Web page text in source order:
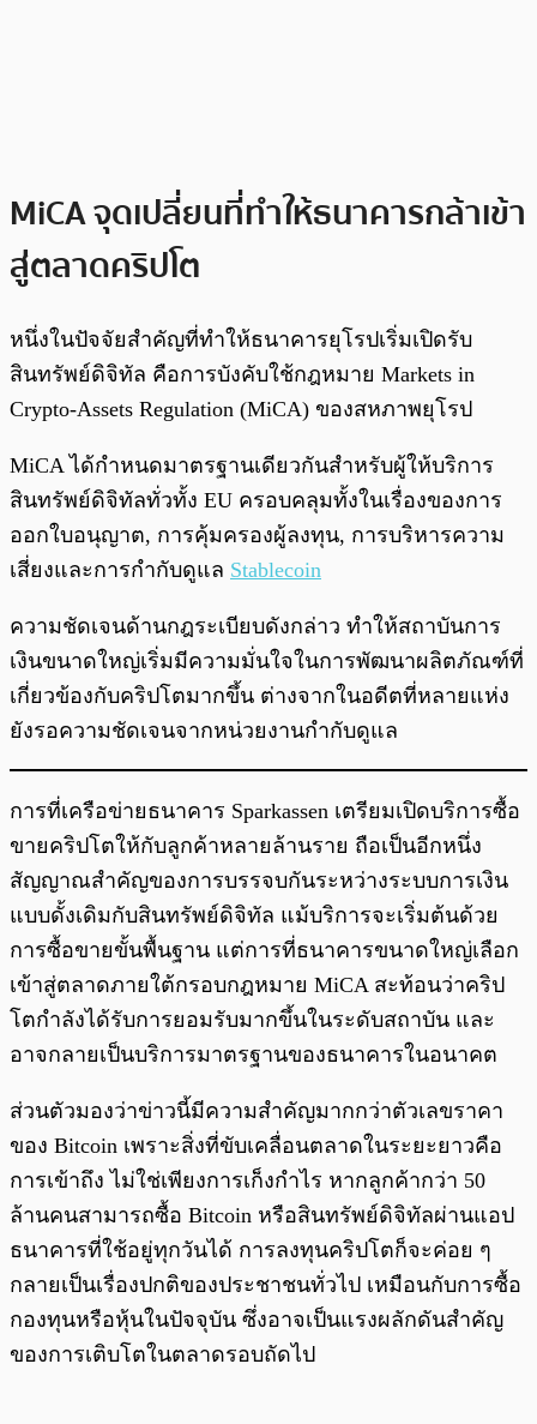
MiCA จุดเปลี่ยนที่ทำให้ธนาคารกล้าเข้า
สู่ตลาดคริปโต
หนึ่งในปัจจัยสำคัญที่ทำให้ธนาคารยุโรปเริ่มเปิดรับ
สินทรัพย์ดิจิทัล คือการบังคับใช้กฎหมาย Markets in
Crypto-Assets Regulation (MiCA) ของสหภาพยุโรป
MiCA ได้กำหนดมาตรฐานเดียวกันสำหรับผู้ให้บริการ
สินทรัพย์ดิจิทัลทั่วทั้ง EU ครอบคลุมทั้งในเรื่องของการ
ออกใบอนุญาต, การคุ้มครองผู้ลงทุน, การบริหารความ
เสี่ยงและการกำกับดูแล Stablecoin
ความชัดเจนด้านกฎระเบียบดังกล่าว ทำให้สถาบันการ
เงินขนาดใหญ่เริ่มมีความมั่นใจในการพัฒนาผลิตภัณฑ์ที่
เกี่ยวข้องกับคริปโตมากขึ้น ต่างจากในอดีตที่หลายแห่ง
ยังรอความชัดเจนจากหน่วยงานกำกับดูแล
การที่เครือข่ายธนาคาร Sparkassen เตรียมเปิดบริการซื้อ
ขายคริปโตให้กับลูกค้าหลายล้านราย ถือเป็นอีกหนึ่ง
สัญญาณสำคัญของการบรรจบกันระหว่างระบบการเงิน
แบบดั้งเดิมกับสินทรัพย์ดิจิทัล แม้บริการจะเริ่มต้นด้วย
การซื้อขายขั้นพื้นฐาน แต่การที่ธนาคารขนาดใหญ่เลือก
เข้าสู่ตลาดภายใต้กรอบกฎหมาย MiCA สะท้อนว่าคริป
โตกำลังได้รับการยอมรับมากขึ้นในระดับสถาบัน และ
อาจกลายเป็นบริการมาตรฐานของธนาคารในอนาคต
ส่วนตัวมองว่าข่าวนี้มีความสำคัญมากกว่าตัวเลขราคา
ของ Bitcoin เพราะสิ่งที่ขับเคลื่อนตลาดในระยะยาวคือ
การเข้าถึง ไม่ใช่เพียงการเก็งกำไร หากลูกค้ากว่า 50
ล้านคนสามารถซื้อ Bitcoin หรือสินทรัพย์ดิจิทัลผ่านแอป
ธนาคารที่ใช้อยู่ทุกวันได้ การลงทุนคริปโตก็จะค่อย ๆ
กลายเป็นเรื่องปกติของประชาชนทั่วไป เหมือนกับการซื้อ
กองทุนหรือหุ้นในปัจจุบัน ซึ่งอาจเป็นแรงผลักดันสำคัญ
ของการเติบโตในตลาดรอบถัดไป